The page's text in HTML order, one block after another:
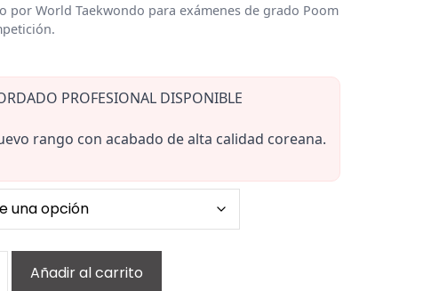
por World Taekwondo para exámenes de grado Poom
PROFESIONAL DISPONIBLE
rango con acabado de alta calidad coreana.
Añadir al carrito